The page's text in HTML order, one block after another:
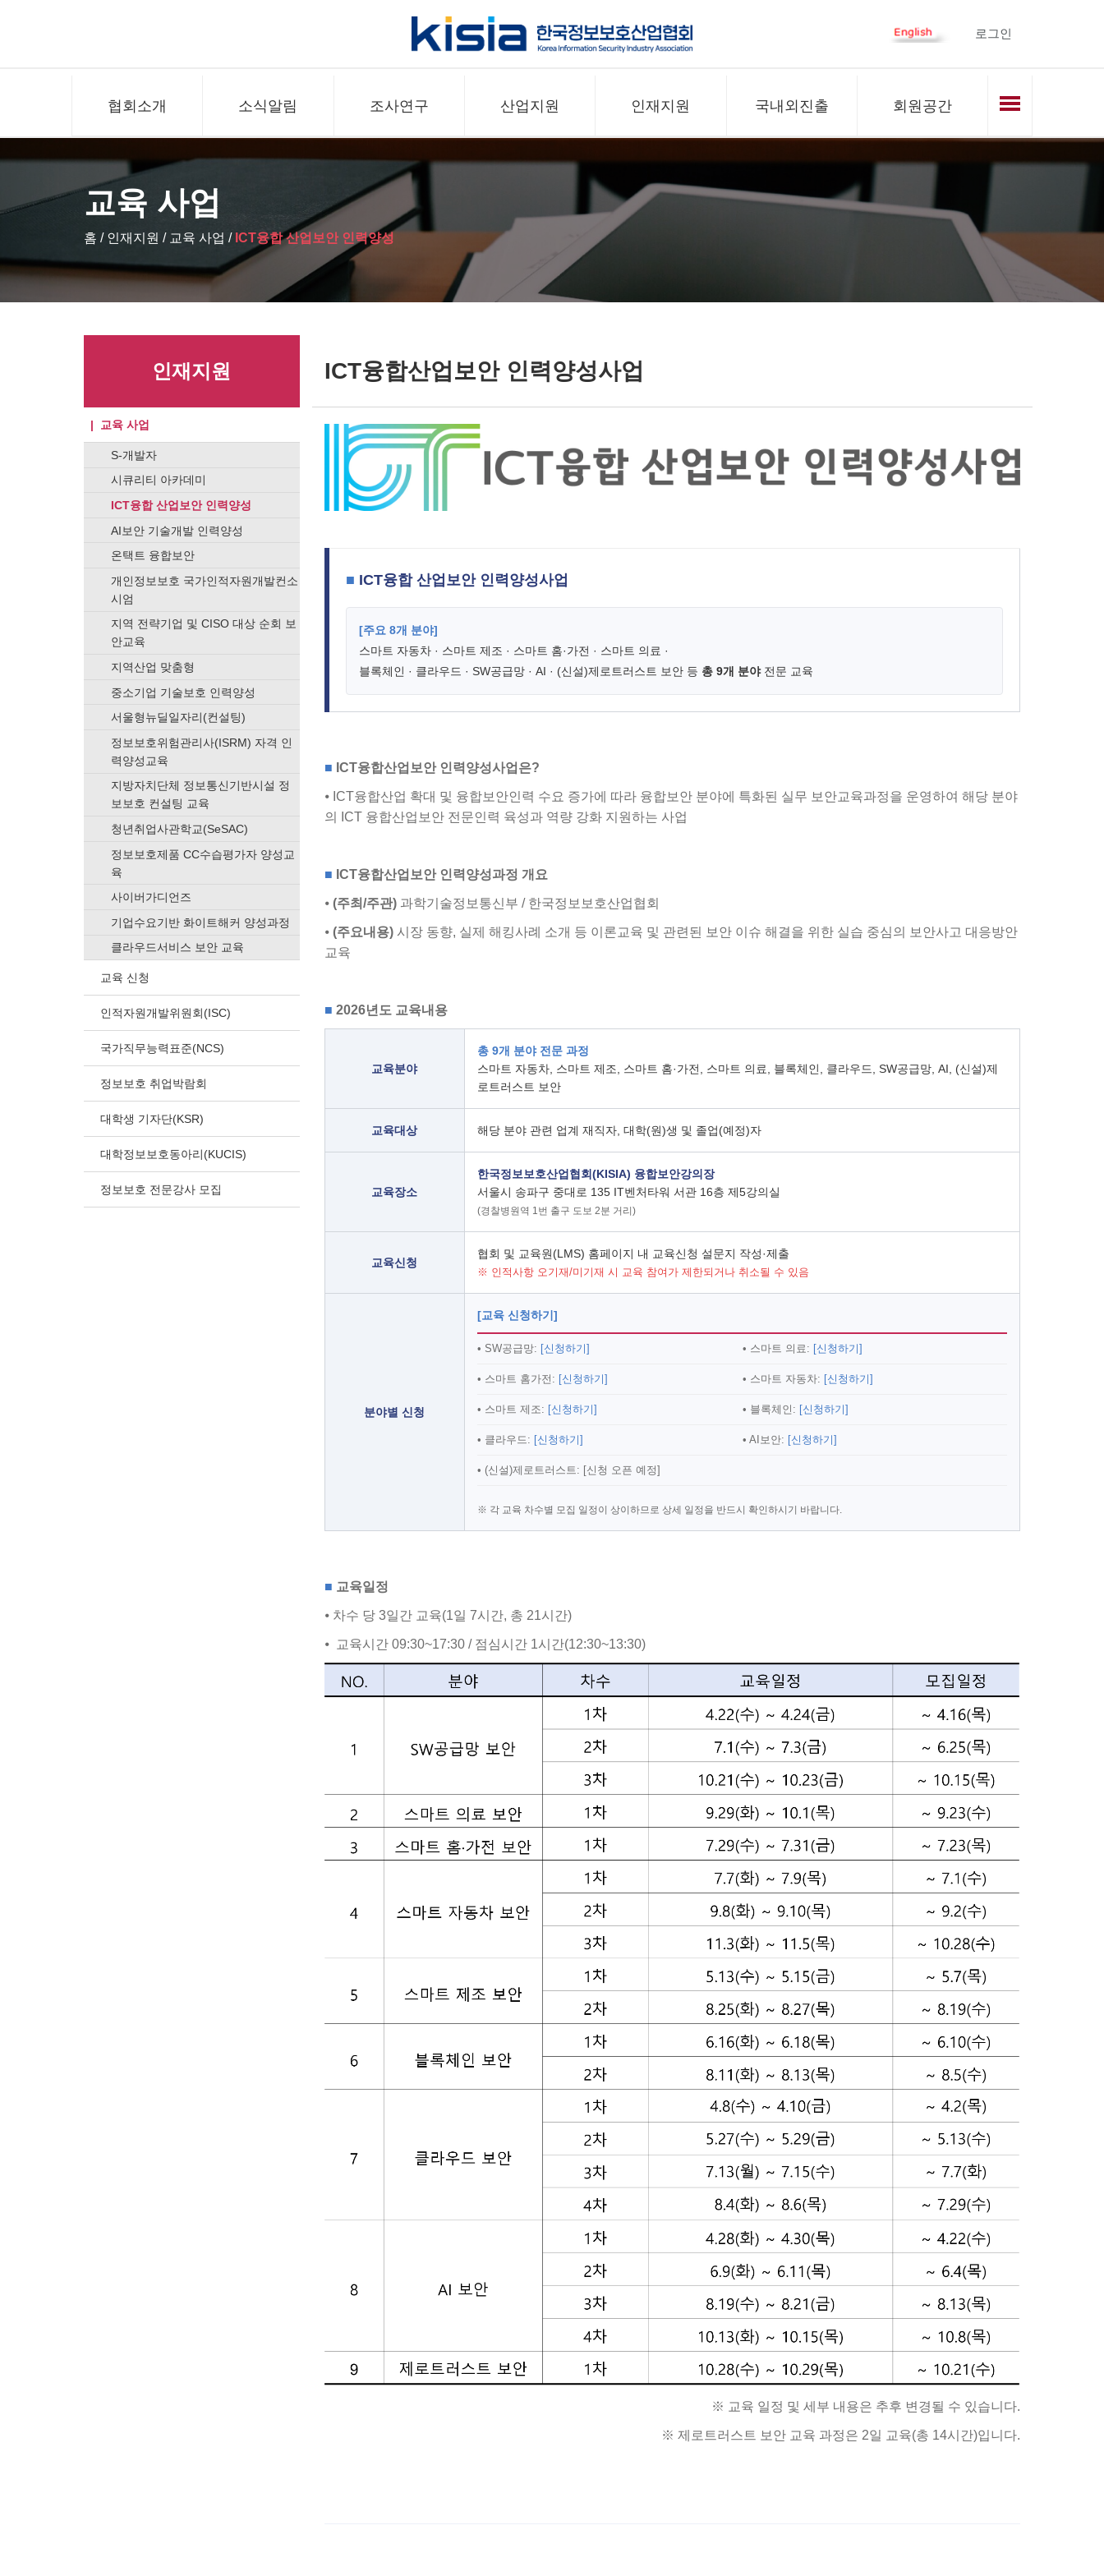
로그인
협회소개 소식알림 조사연구 산업지원 인재지원 국내외진출 회원공간
교육 사업
홈 / 인재지원 / 교육 사업 / ICT융합 산업보안 인력양성
인재지원
교육 사업
S-개발자
시큐리티 아카데미
ICT융합 산업보안 인력양성
AI보안 기술개발 인력양성
온택트 융합보안
개인정보보호 국가인적자원개발컨소
시엄
지역 전략기업 및 CISO 대상 순회 보
안교육
지역산업 맞춤형
중소기업 기술보호 인력양성
서울형뉴딜일자리(컨설팅)
정보보호위험관리사(ISRM) 자격 인
력양성교육
지방자치단체 정보통신기반시설 정
보보호 컨설팅 교육
청년취업사관학교(SeSAC)
정보보호제품 CC수습평가자 양성교
육
사이버가디언즈
기업수요기반 화이트해커 양성과정
클라우드서비스 보안 교육
교육 신청
인적자원개발위원회(ISC)
국가직무능력표준(NCS)
정보보호 취업박람회
대학생 기자단(KSR)
대학정보보호동아리(KUCIS)
정보보호 전문강사 모집
ICT융합산업보안 인력양성사업
■ ICT융합 산업보안 인력양성사업
[주요 8개 분야]
스마트 자동차 · 스마트 제조 · 스마트 홈·가전 · 스마트 의료 ·
블록체인 · 클라우드 · SW공급망 · AI · (신설)제로트러스트 보안 등 총 9개 분야전문 교육
■ ICT융합산업보안 인력양성사업은?
⦁ ICT융합산업 확대 및 융합보안인력 수요 증가에 따라 융합보안 분야에 특화된 실무 보안교육과정을 운영하여 해당 분야
의 ICT 융합산업보안 전문인력 육성과 역량 강화 지원하는 사업
■ ICT융합산업보안 인력양성과정 개요
⦁ (주최/주관)과학기술정보통신부 / 한국정보보호산업협회
⦁ (주요내용)시장 동향, 실제 해킹사례 소개 등 이론교육 및 관련된 보안 이슈 해결을 위한 실습 중심의 보안사고 대응방안
교육
■ 2026년도 교육내용
교육분야
총 9개 분야 전문 과정
스마트 자동차, 스마트 제조, 스마트 홈·가전, 스마트 의료, 블록체인, 클라우드, SW공급망, AI, (신설)제
로트러스트 보안
교육대상 해당 분야 관련 업계 재직자, 대학(원)생 및 졸업(예정)자
교육장소
한국정보보호산업협회(KISIA) 융합보안강의장
서울시 송파구 중대로 135 IT벤처타워 서관 16층 제5강의실
(경찰병원역 1번 출구 도보 2분 거리)
교육신청
협회 및 교육원(LMS) 홈페이지 내 교육신청 설문지 작성·제출
※ 인적사항 오기재/미기재 시 교육 참여가 제한되거나 취소될 수 있음
분야별 신청
[교육 신청하기]
• SW공급망: [신청하기] • 스마트 의료: [신청하기]
• 스마트 홈가전: [신청하기] • 스마트 자동차: [신청하기]
• 스마트 제조: [신청하기] • 블록체인: [신청하기]
• 클라우드: [신청하기] • AI보안: [신청하기]
• (신설)제로트러스트: [신청 오픈 예정]
※ 각 교육 차수별 모집 일정이 상이하므로 상세 일정을 반드시 확인하시기 바랍니다.
■ 교육일정
⦁ 차수 당 3일간 교육(1일 7시간, 총 21시간)
⦁ 교육시간 09:30~17:30 / 점심시간 1시간(12:30~13:30)
※ 교육 일정 및 세부 내용은 추후 변경될 수 있습니다.
※ 제로트러스트 보안 교육 과정은 2일 교육(총 14시간)입니다.